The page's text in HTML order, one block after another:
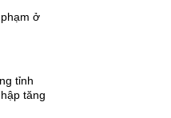
ở
tỉnh
tăng